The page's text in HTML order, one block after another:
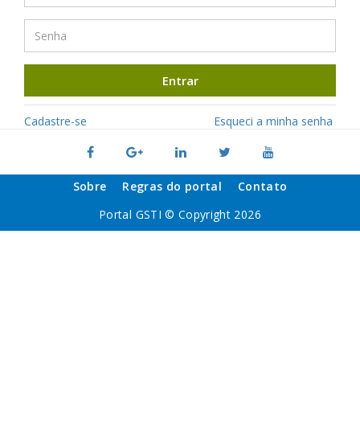
Entrar
Cadastre-se Esqueci a minha senha
Sobre Regras do portal
Contato
Portal GSTI © Copyright 2026